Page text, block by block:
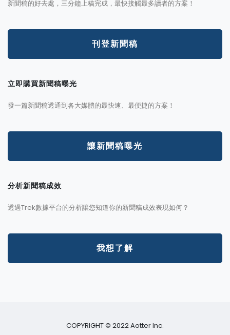
新聞稿的好去處，三分鐘上稿完成，最快接觸最多讀者的方案！
刊登新聞稿
立即購買新聞稿曝光
發一篇新聞稿透通到各大媒體的最快速、最便捷的方案！
讓新聞稿曝光
分析新聞稿成效
透過Trek數據平台的分析讓您知道你的新聞稿成效表現如何？
我想了解
COPYRIGHT © 2022 Aotter Inc.